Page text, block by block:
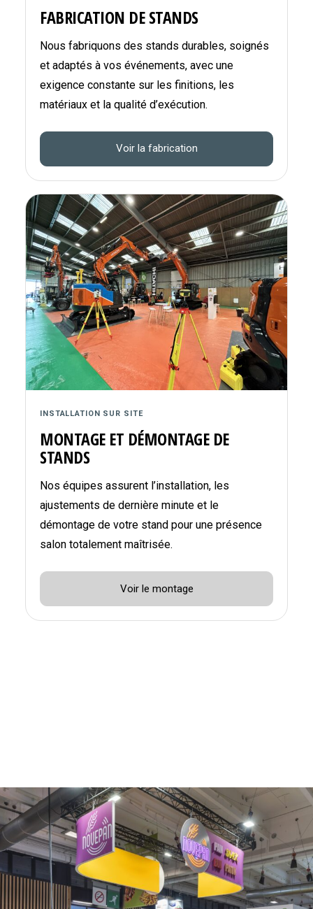
FABRICATION DE STANDS
Nous fabriquons des stands durables, soignés
et adaptés à vos événements, avec une
exigence constante sur les finitions, les
matériaux et la qualité d’exécution.
Voir la fabrication
INSTALLATION SUR SITE
MONTAGE ET DÉMONTAGE DE
STANDS
Nos équipes assurent l’installation, les
ajustements de dernière minute et le
démontage de votre stand pour une présence
salon totalement maîtrisée.
Voir le montage